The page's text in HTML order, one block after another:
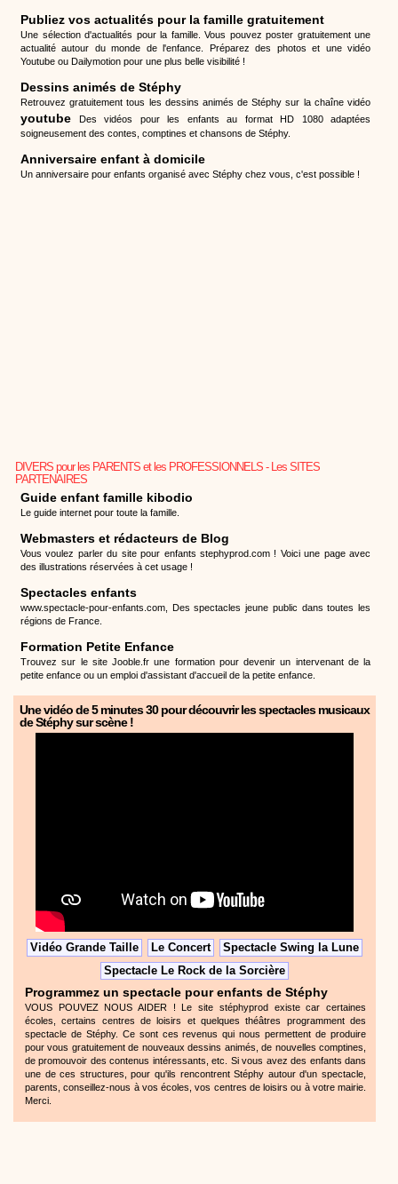
Publiez vos actualités pour la famille gratuitement
Une sélection d'actualités pour la famille. Vous pouvez poster gratuitement une
actualité autour du monde de l'enfance. Préparez des photos et une vidéo
Youtube ou Dailymotion pour une plus belle visibilité !
Dessins animés de Stéphy
Retrouvez gratuitement tous les dessins animés de Stéphy sur la chaîne vidéo
youtube Des vidéos pour les enfants au format HD 1080 adaptées
soigneusement des contes, comptines et chansons de Stéphy.
Anniversaire enfant à domicile
Un anniversaire pour enfants organisé avec Stéphy chez vous, c'est possible !
DIVERS pour les PARENTS et les PROFESSIONNELS - Les SITES
PARTENAIRES
Guide enfant famille kibodio
Le guide internet pour toute la famille.
Webmasters et rédacteurs de Blog
Vous voulez parler du site pour enfants stephyprod.com ! Voici une page avec
des illustrations réservées à cet usage !
Spectacles enfants
www.spectacle-pour-enfants.com, Des spectacles jeune public dans toutes les
régions de France.
Formation Petite Enfance
Trouvez sur le site Jooble.fr une formation pour devenir un intervenant de la
petite enfance ou un emploi d'assistant d'accueil de la petite enfance.
Une vidéo de 5 minutes 30 pour découvrir les spectacles musicaux
de Stéphy sur scène !
Vidéo Grande Taille Le Concert
Spectacle Swing la Lune
Spectacle Le Rock de la Sorcière
Programmez un spectacle pour enfants de Stéphy
VOUS POUVEZ NOUS AIDER ! Le site stéphyprod existe car certaines
écoles, certains centres de loisirs et quelques théâtres programment des
spectacle de Stéphy. Ce sont ces revenus qui nous permettent de produire
pour vous gratuitement de nouveaux dessins animés, de nouvelles comptines,
de promouvoir des contenus intéressants, etc. Si vous avez des enfants dans
une de ces structures, pour qu'ils rencontrent Stéphy autour d'un spectacle,
parents, conseillez-nous à vos écoles, vos centres de loisirs ou à votre mairie.
Merci.